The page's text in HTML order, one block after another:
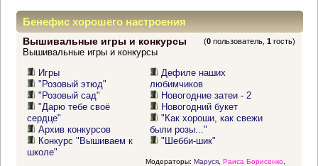
Бенефис хорошего настроения
Вышивальные игры и конкурсы (0 пользователь,1 гость)
Вышивальные игры и конкурсы
Игры
"Розовый этюд"
"Розовый сад"
"Дарю тебе своё
сердце"
Архив конкурсов
Конкурс "Вышиваем к
школе"
Дефиле наших
любимчиков
Новогодние затеи - 2
Новогодний букет
"Как хороши, как свежи
были розы..."
"Шебби-шик"
Модераторы: Маруся, Раиса Борисенко,